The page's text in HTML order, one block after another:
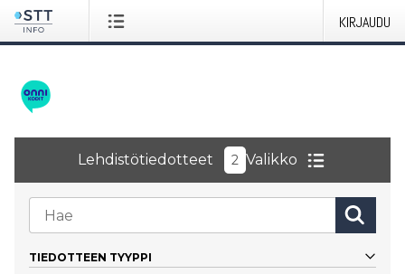
KIRJAUDU
Lehdistötiedotteet 2 Valikko
TIEDOTTEEN TYYPPI